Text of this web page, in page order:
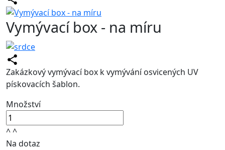
Vymývací box - na míru
Zakázkový vymývací box k vymývání osvicených UV
pískovacích šablon.
Množství
^^
Na dotaz